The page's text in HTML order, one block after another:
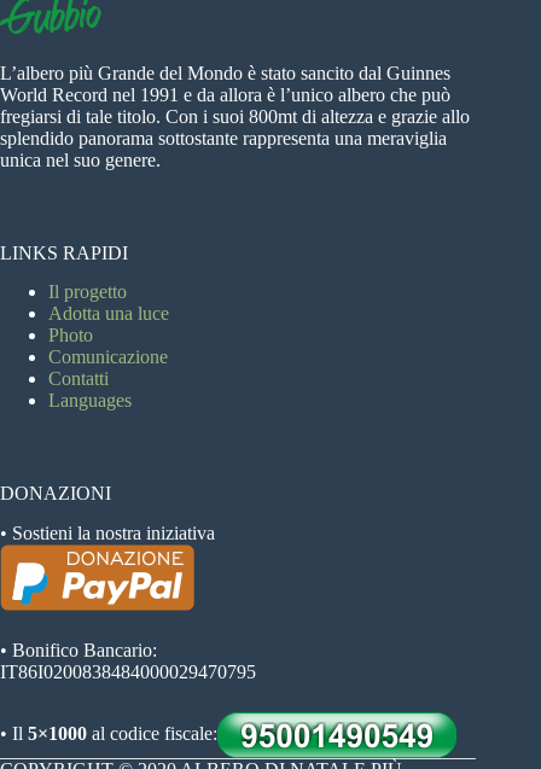
L’albero più Grande del Mondo è stato sancito dal Guinnes
World Record nel 1991 e da allora è l’unico albero che può
fregiarsi di tale titolo. Con i suoi 800mt di altezza e grazie allo
splendido panorama sottostante rappresenta una meraviglia
unica nel suo genere.
LINKS RAPIDI
Il progetto
Adotta una luce
Photo
Comunicazione
Contatti
Languages
DONAZIONI
• Sostieni la nostra iniziativa
• Bonifico Bancario:
IT86I0200838484000029470795
• Il 5×1000 al codice fiscale: